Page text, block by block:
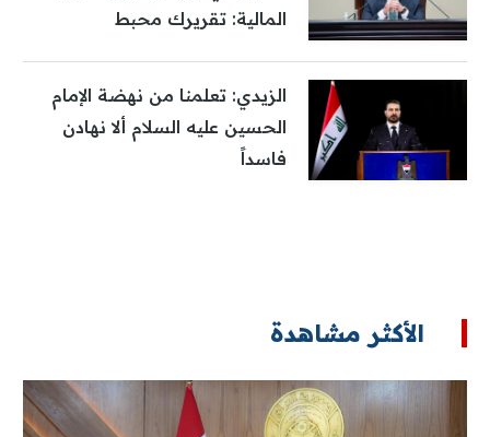
المالية: تقريرك محبط
الزيدي: تعلمنا من نهضة الإمام
الحسين عليه السلام ألا نهادن
فاسداً
الأكثر مشاهدة